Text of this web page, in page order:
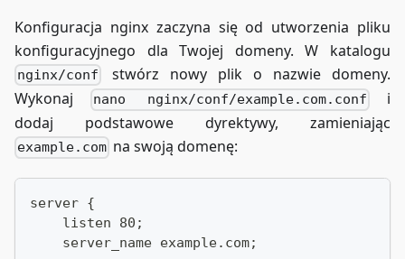
Konfiguracja nginx zaczyna się od utworzenia pliku
konfiguracyjnego dla Twojej domeny. W katalogu
nginx/conf
stwórz nowy plik o nazwie domeny.
Wykonaj
nano nginx/conf/example.com.conf
i
dodaj podstawowe dyrektywy, zamieniając
example.com na swoją domenę:
server {
    listen 80;
    server_name example.com;